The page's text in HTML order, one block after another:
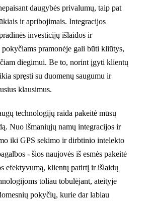
daugybės privalumų, taip pat
ir apribojimais. Integracijos
investicijų išlaidos ir
pokyčiams pramonėje gali būti kliūtys,
diegimui. Be to, norint įgyti klientų
spręsti su duomenų saugumu ir
klausimus.
technologijų raida pakeitė mūsų
Nuo išmaniųjų namų integracijos ir
iki GPS sekimo ir dirbtinio intelekto
- šios naujovės iš esmės pakeitė
efektyvumą, klientų patirtį ir išlaidų
toliau tobulėjant, ateityje
pokyčių, kurie dar labiau